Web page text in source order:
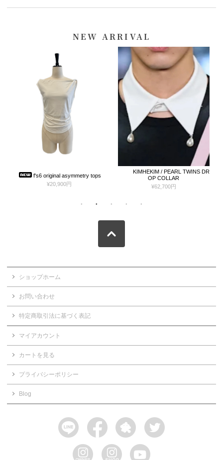
NEW ARRIVAL
original asymmetry tops
KIMHEKIM / PEARL TWINS DR
SUMIDAY
ショップホーム
お問い合わせ
特定商取引法に基づく表記
マイアカウント
カートを見る
プライバシーポリシー
Blog